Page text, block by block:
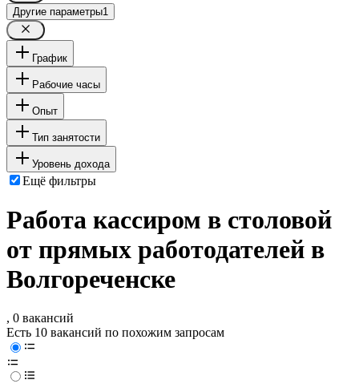
Другие параметры1
График
Рабочие часы
Опыт
Тип занятости
Уровень дохода
Ещё фильтры
Работа кассиром в столовой
от прямых работодателей в
Волгореченске
, 0 вакансий
Есть 10 вакансий по похожим запросам